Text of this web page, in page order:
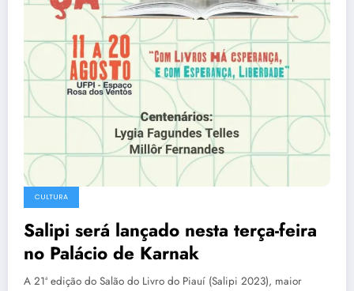
CULTURA
Salipi será lançado nesta terça-feira
no Palácio de Karnak
A 21ª edição do Salão do Livro do Piauí (Salipi 2023), maior